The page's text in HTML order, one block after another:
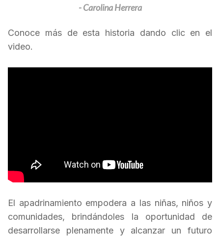
-Carolina Herrera
Conoce más de esta historia dando clic en el
video.
El apadrinamiento empodera a las niñas, niños y
comunidades, brindándoles la oportunidad de
desarrollarse plenamente y alcanzar un futuro